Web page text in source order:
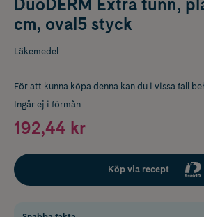
DuoDERM Extra tunn,
cm, oval5 styck
Läkemedel
För att kunna köpa denna kan du i vissa fall
Ingår ej i förmån
192,44 kr
Köp via recept